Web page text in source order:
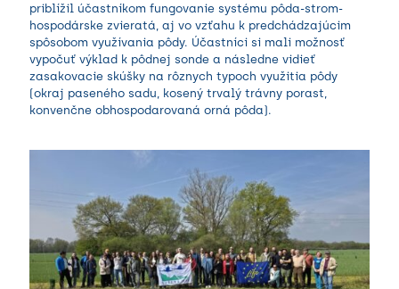
priblížil účastníkom fungovanie systému pôda-strom-
hospodárske zvieratá, aj vo vzťahu k predchádzajúcim
spôsobom využívania pôdy. Účastníci si mali možnosť
vypočuť výklad k pôdnej sonde a následne vidieť
zasakovacie skúšky na rôznych typoch využitia pôdy
(okraj paseného sadu, kosený trvalý trávny porast,
konvenčne obhospodarovaná orná pôda).